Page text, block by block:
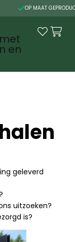
 
geleverd
uitzoeken?
is?